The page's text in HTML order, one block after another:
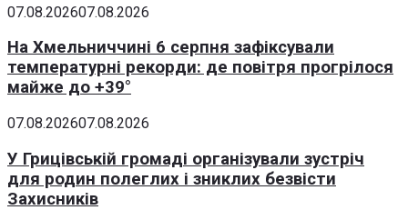
07.08.202607.08.2026
На Хмельниччині 6 серпня зафіксували
температурні рекорди: де повітря прогрілося
майже до +39°
07.08.202607.08.2026
У Грицівській громаді організували зустріч
для родин полеглих і зниклих безвісти
Захисників